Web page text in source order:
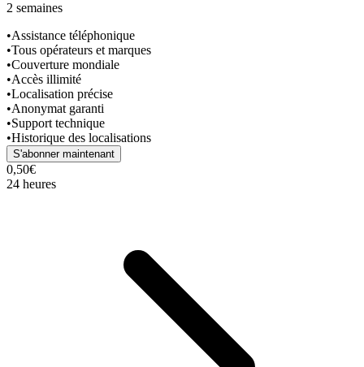
2 semaines
•Assistance téléphonique
•Tous opérateurs et marques
•Couverture mondiale
•Accès illimité
•Localisation précise
•Anonymat garanti
•Support technique
•Historique des localisations
S'abonner maintenant
0,50€
24 heures